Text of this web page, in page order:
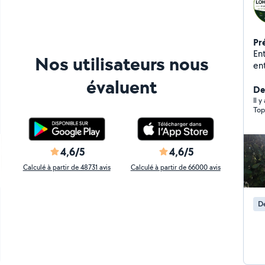
Nos utilisateurs nous
évaluent
4,6/5
Calculé à partir de 48731 avis
4,6/5
Calculé à partir de 66000 avis
forme. -
Je
attention. -
à
Il y
Top